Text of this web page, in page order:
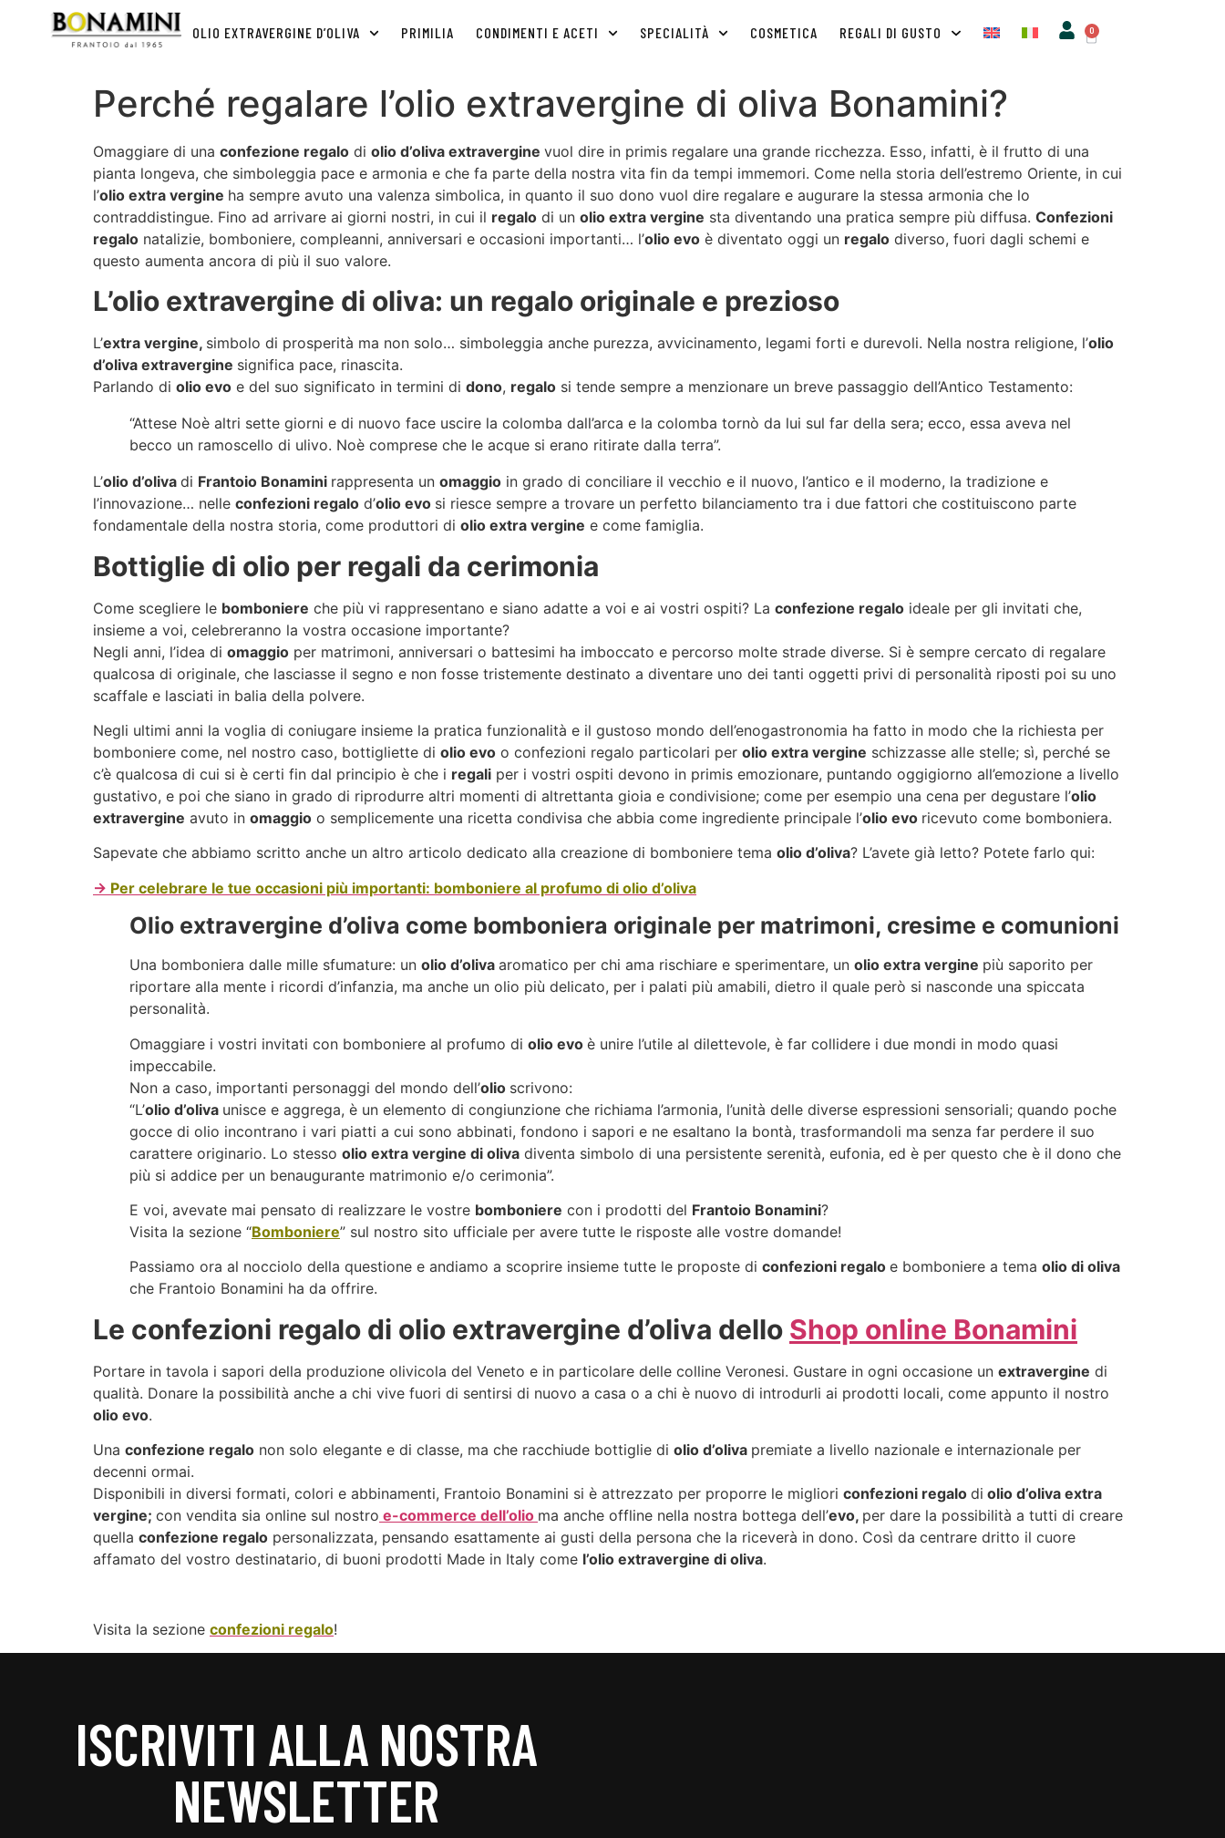
OLIO EXTRAVERGINE D’OLIVA PRIMILIA CONDIMENTI E ACETI SPECIALITÀ COSMETICA REGALI DI GUSTO 0
Perché regalare l’olio extravergine di oliva Bonamini?
Omaggiare di una confezione regalo di olio d’oliva extravergine vuol dire in primis regalare una grande ricchezza. Esso, infatti, è il frutto di una
pianta longeva, che simboleggia pace e armonia e che fa parte della nostra vita fin da tempi immemori. Come nella storia dell’estremo Oriente, in cui
l’olio extra vergine ha sempre avuto una valenza simbolica, in quanto il suo dono vuol dire regalare e augurare la stessa armonia che lo
contraddistingue. Fino ad arrivare ai giorni nostri, in cui il regalo di un olio extra vergine sta diventando una pratica sempre più diffusa. Confezioni
regalo natalizie, bomboniere, compleanni, anniversari e occasioni importanti… l’olio evo è diventato oggi un regalo diverso, fuori dagli schemi e
questo aumenta ancora di più il suo valore.
L’olio extravergine di oliva: un regalo originale e prezioso
L’extra vergine, simbolo di prosperità ma non solo… simboleggia anche purezza, avvicinamento, legami forti e durevoli. Nella nostra religione, l’olio
d’oliva extravergine significa pace, rinascita.
Parlando di olio evo e del suo significato in termini di dono, regalo si tende sempre a menzionare un breve passaggio dell’Antico Testamento:
“Attese Noè altri sette giorni e di nuovo face uscire la colomba dall’arca e la colomba tornò da lui sul far della sera; ecco, essa aveva nel
becco un ramoscello di ulivo. Noè comprese che le acque si erano ritirate dalla terra”.
L’olio d’oliva di Frantoio Bonamini rappresenta un omaggio in grado di conciliare il vecchio e il nuovo, l’antico e il moderno, la tradizione e
l’innovazione… nelle confezioni regalo d’olio evo si riesce sempre a trovare un perfetto bilanciamento tra i due fattori che costituiscono parte
fondamentale della nostra storia, come produttori di olio extra vergine e come famiglia.
Bottiglie di olio per regali da cerimonia
Come scegliere le bomboniere che più vi rappresentano e siano adatte a voi e ai vostri ospiti? La confezione regalo ideale per gli invitati che,
insieme a voi, celebreranno la vostra occasione importante?
Negli anni, l’idea di omaggio per matrimoni, anniversari o battesimi ha imboccato e percorso molte strade diverse. Si è sempre cercato di regalare
qualcosa di originale, che lasciasse il segno e non fosse tristemente destinato a diventare uno dei tanti oggetti privi di personalità riposti poi su uno
scaffale e lasciati in balia della polvere.
Negli ultimi anni la voglia di coniugare insieme la pratica funzionalità e il gustoso mondo dell’enogastronomia ha fatto in modo che la richiesta per
bomboniere come, nel nostro caso, bottigliette di olio evo o confezioni regalo particolari per olio extra vergine schizzasse alle stelle; sì, perché se
c’è qualcosa di cui si è certi fin dal principio è che i regali per i vostri ospiti devono in primis emozionare, puntando oggigiorno all’emozione a livello
gustativo, e poi che siano in grado di riprodurre altri momenti di altrettanta gioia e condivisione; come per esempio una cena per degustare l’olio
extravergine avuto in omaggio o semplicemente una ricetta condivisa che abbia come ingrediente principale l’olio evo ricevuto come bomboniera.
Sapevate che abbiamo scritto anche un altro articolo dedicato alla creazione di bomboniere tema olio d’oliva? L’avete già letto? Potete farlo qui:
→ Per celebrare le tue occasioni più importanti: bomboniere al profumo di olio d’oliva
Olio extravergine d’oliva come bomboniera originale per matrimoni, cresime e comunioni
Una bomboniera dalle mille sfumature: un olio d’oliva aromatico per chi ama rischiare e sperimentare, un olio extra vergine più saporito per
riportare alla mente i ricordi d’infanzia, ma anche un olio più delicato, per i palati più amabili, dietro il quale però si nasconde una spiccata
personalità.
Omaggiare i vostri invitati con bomboniere al profumo di olio evo è unire l’utile al dilettevole, è far collidere i due mondi in modo quasi
impeccabile.
Non a caso, importanti personaggi del mondo dell’olio scrivono:
“L’olio d’oliva unisce e aggrega, è un elemento di congiunzione che richiama l’armonia, l’unità delle diverse espressioni sensoriali; quando poche
gocce di olio incontrano i vari piatti a cui sono abbinati, fondono i sapori e ne esaltano la bontà, trasformandoli ma senza far perdere il suo
carattere originario. Lo stesso olio extra vergine di oliva diventa simbolo di una persistente serenità, eufonia, ed è per questo che è il dono che
più si addice per un benaugurante matrimonio e/o cerimonia”.
E voi, avevate mai pensato di realizzare le vostre bomboniere con i prodotti del Frantoio Bonamini?
Visita la sezione “Bomboniere” sul nostro sito ufficiale per avere tutte le risposte alle vostre domande!
Passiamo ora al nocciolo della questione e andiamo a scoprire insieme tutte le proposte di confezioni regalo e bomboniere a tema olio di oliva
che Frantoio Bonamini ha da offrire.
Le confezioni regalo di olio extravergine d’oliva dello Shop online Bonamini
Portare in tavola i sapori della produzione olivicola del Veneto e in particolare delle colline Veronesi. Gustare in ogni occasione un extravergine di
qualità. Donare la possibilità anche a chi vive fuori di sentirsi di nuovo a casa o a chi è nuovo di introdurli ai prodotti locali, come appunto il nostro
olio evo.
Una confezione regalo non solo elegante e di classe, ma che racchiude bottiglie di olio d’oliva premiate a livello nazionale e internazionale per
decenni ormai.
Disponibili in diversi formati, colori e abbinamenti, Frantoio Bonamini si è attrezzato per proporre le migliori confezioni regalo di olio d’oliva extra
vergine; con vendita sia online sul nostro e-commerce dell’olio ma anche offline nella nostra bottega dell’evo, per dare la possibilità a tutti di creare
quella confezione regalo personalizzata, pensando esattamente ai gusti della persona che la riceverà in dono. Così da centrare dritto il cuore
affamato del vostro destinatario, di buoni prodotti Made in Italy come l’olio extravergine di oliva.
Visita la sezione confezioni regalo!
ISCRIVITI ALLA NOSTRA
NEWSLETTER